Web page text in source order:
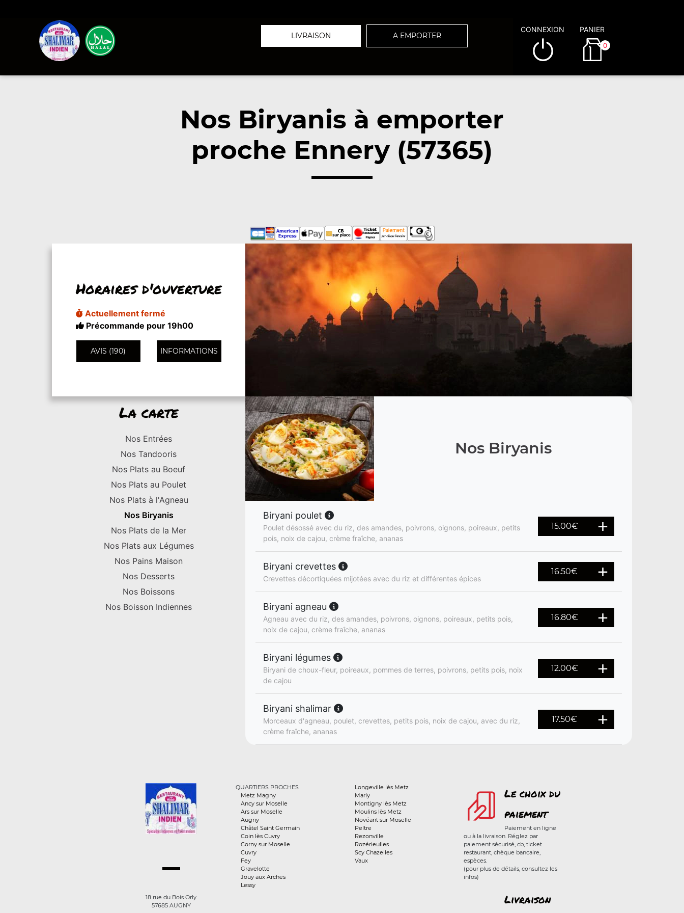
LIVRAISON A EMPORTER
CONNEXION PANIER
0
Nos Biryanis à emporter
proche Ennery (57365)
Horaires d'ouverture
Actuellement fermé
Précommande pour 19h00
AVIS (190) INFORMATIONS
La carte
Nos Entrées
Nos Tandooris
Nos Plats au Boeuf
Nos Plats au Poulet
Nos Plats à l'Agneau
Nos Biryanis
Nos Plats de la Mer
Nos Plats aux Légumes
Nos Pains Maison
Nos Desserts
Nos Boissons
Nos Boisson Indiennes
Nos Biryanis
Biryani poulet
Poulet désossé avec du riz, des amandes, poivrons, oignons, poireaux, petits
pois, noix de cajou, crème fraîche, ananas
15.00€
Biryani crevettes
Crevettes décortiquées mijotées avec du riz et différentes épices
16.50€
Biryani agneau
Agneau avec du riz, des amandes, poivrons, oignons, poireaux, petits pois,
noix de cajou, crème fraîche, ananas
16.80€
Biryani légumes
Biryani de choux-fleur, poireaux, pommes de terres, poivrons, petits pois, noix
de cajou
12.00€
Biryani shalimar
Morceaux d'agneau, poulet, crevettes, petits pois, noix de cajou, avec du riz,
crème fraîche, ananas
17.50€
18 rue du Bois Orly
57685 AUGNY
QUARTIERS PROCHES
Metz Magny
Ancy sur Moselle
Ars sur Moselle
Augny
Châtel Saint Germain
Coin lès Cuvry
Corny sur Moselle
Cuvry
Fey
Gravelotte
Jouy aux Arches
Lessy
Longeville lès Metz
Marly
Montigny lès Metz
Moulins lès Metz
Novéant sur Moselle
Peltre
Rezonville
Rozérieulles
Scy Chazelles
Vaux
Le choix du
paiement
Paiement en ligne
ou à la livraison. Réglez par
paiement sécurisé, cb, ticket
restaurant, chèque bancaire,
espèces.
(pour plus de détails, consultez les
infos)
Livraison